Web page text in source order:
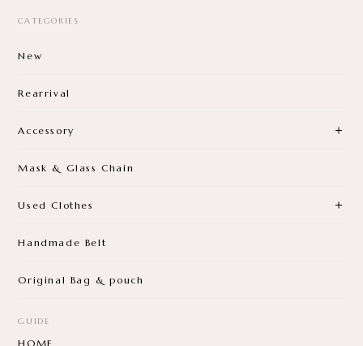
CATEGORIES
New
Rearrival
Accessory
Mask & Glass Chain
Used Clothes
Handmade Belt
Original Bag & pouch
GUIDE
HOME